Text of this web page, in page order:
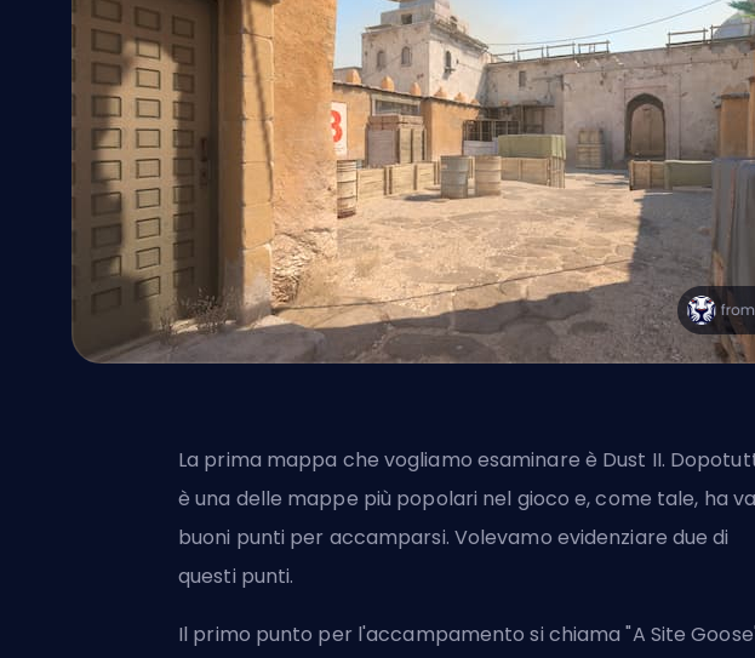
La prima mappa che vogliamo esaminare è Dust II.
è una delle mappe più popolari nel gioco e, come tale, ha
buoni punti per accamparsi. Volevamo evidenziare due di
questi punti.
Il primo punto per l'accampamento si chiama "A Site